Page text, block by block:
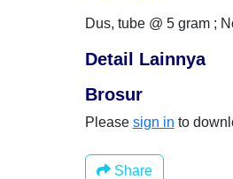
Dus, tube @ 5 gram ;
Detail Lainnya
Brosur
Please sign in to
Share